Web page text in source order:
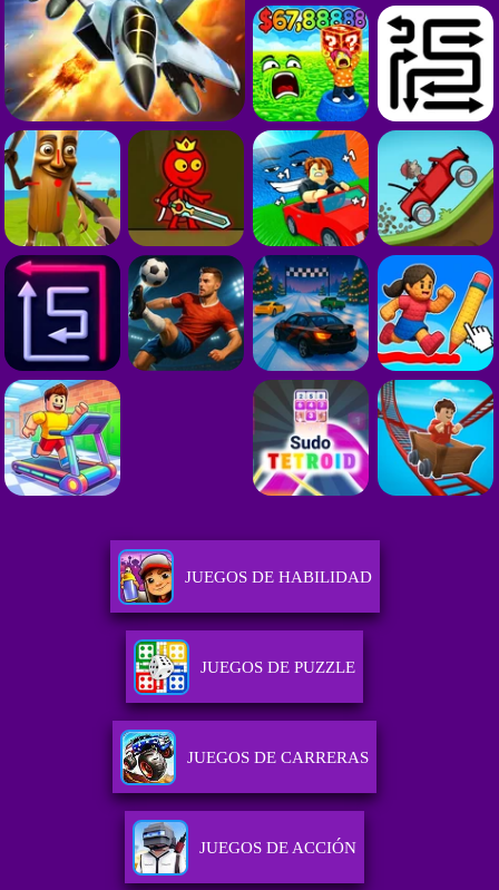
JUEGOS DE HABILIDAD
JUEGOS DE PUZZLE
JUEGOS DE CARRERAS
JUEGOS DE ACCIÓN